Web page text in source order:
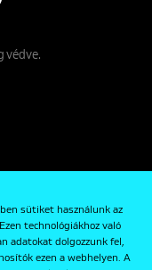
sütiket használunk az
technológiákhoz való
adatokat dolgozzunk fel,
ezen a webhelyen. A
védve.